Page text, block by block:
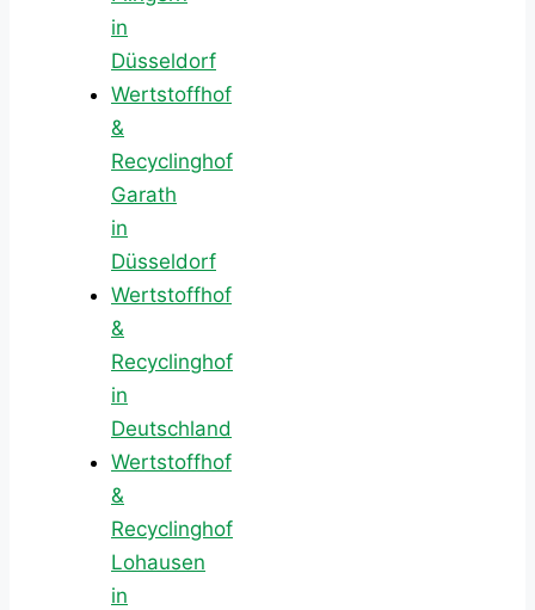
in
Düsseldorf
Wertstoffhof
&
Recyclinghof
Garath
in
Düsseldorf
Wertstoffhof
&
Recyclinghof
in
Deutschland
Wertstoffhof
&
Recyclinghof
Lohausen
in